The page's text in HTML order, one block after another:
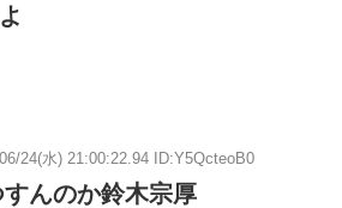
24(水) 21:00:22.94 ID:Y5QcteoB0
んのか鈴木宗厚